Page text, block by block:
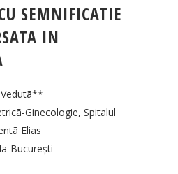
SEMNIFICATIE
IN
Vedutã**
Ginecologie, Spitalul
Elias
Bucureşti